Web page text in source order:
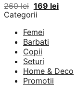
260lei Prețul
inițial
a
fost:
260 lei.
169 leiPrețul
curent
Categorii
Femei
Barbati
Copii
Seturi
Home & Deco
Promotii